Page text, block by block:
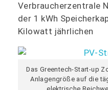
Verbraucherzentrale
der 1 kWh
Kilowatt jährlichen
Das Greentech-Start-up
Anlagengröße auf die